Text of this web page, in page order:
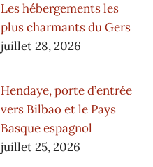
Les hébergements les
plus charmants du Gers
juillet 28, 2026
Hendaye, porte d’entrée
vers Bilbao et le Pays
Basque espagnol
juillet 25, 2026